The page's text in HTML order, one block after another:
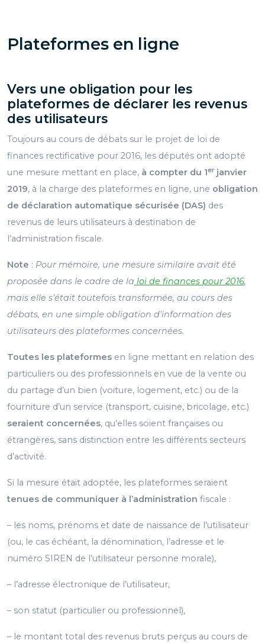
Plateformes en ligne
Vers une obligation pour les
plateformes de déclarer les revenus
des utilisateurs
Toujours au cours de débats sur le projet de loi de
finances rectificative pour 2016, les députés ont adopté
une mesure mettant en place, à compter du 1er janvier
2019, à la charge des plateformes en ligne, une obligation
de déclaration automatique sécurisée (DAS) des
revenus de leurs utilisateurs à destination de
l’administration fiscale.
Note : Pour mémoire, une mesure similaire avait été
proposée dans le cadre de la loi de finances pour 2016,
mais elle s’était toutefois transformée, au cours des
débats, en une simple obligation d’information des
utilisateurs des plateformes concernées.
Toutes les plateformes en ligne mettant en relation des
particuliers ou des professionnels en vue de la vente ou
du partage d’un bien (voiture, logement, etc.) ou de la
fourniture d’un service (transport, cuisine, bricolage, etc.)
seraient concernées, qu’elles soient françaises ou
étrangères, sans distinction entre les différents secteurs
d’activité.
Si la mesure était adoptée, les plateformes seraient
tenues de communiquer à l’administration fiscale :
– les noms, prénoms et date de naissance de l’utilisateur
(ou, le cas échéant, la dénomination, l’adresse et le
numéro SIREN de l’utilisateur personne morale),
– l’adresse électronique de l’utilisateur,
– son statut (particulier ou professionnel),
– le montant total des revenus bruts perçus au cours de